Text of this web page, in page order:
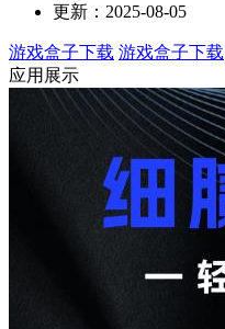
更新：2025-08-05
游戏盒子下载 游戏盒子下载
应用展示